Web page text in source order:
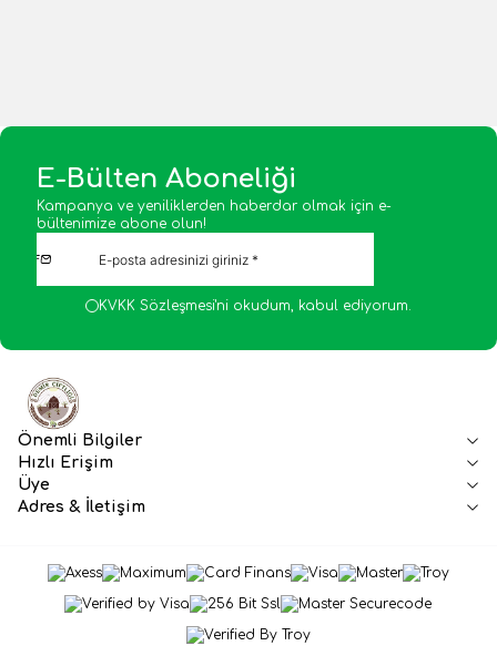
E-Bülten Aboneliği
Kampanya ve yeniliklerden haberdar olmak için e-
bültenimize abone olun!
KVKK Sözleşmesi'ni okudum, kabul ediyorum.
Önemli Bilgiler
Hızlı Erişim
Üye
Adres & İletişim